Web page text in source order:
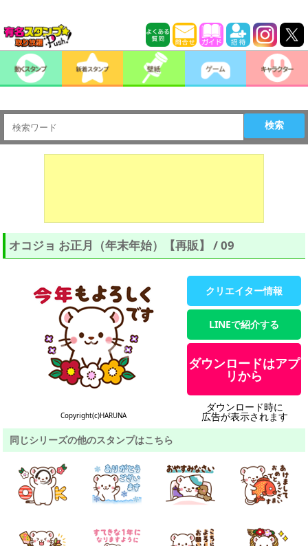
検索
オコジョ お正月（年末年始）【再販】 / 09
Copyright(c)HARUNA
クリエイター情報
LINEで紹介する
ダウンロードはアプ
リから
ダウンロード時に
広告が表示されます
同じシリーズの他のスタンプはこちら